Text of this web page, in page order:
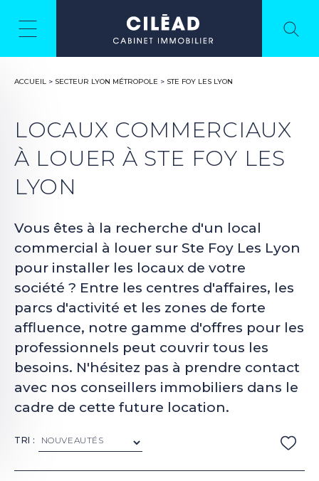
ACCUEIL > SECTEUR LYON MÉTROPOLE > STE FOY LES LYON
LOCAUX COMMERCIAUX
À LOUER À STE FOY LES
LYON
Vous êtes à la recherche d'un local
commercial à louer sur Ste Foy Les Lyon
pour installer les locaux de votre
société ? Entre les centres d'affaires, les
parcs d'activité et les zones de forte
affluence, notre gamme d'offres pour les
professionnels peut couvrir tous les
besoins. N'hésitez pas à prendre contact
avec nos conseillers immobiliers dans le
cadre de cette future location.
TRI :